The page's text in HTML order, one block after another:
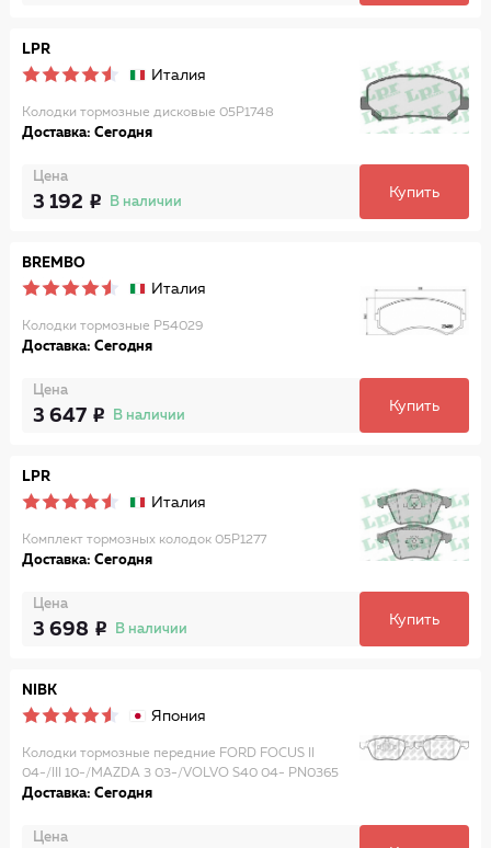
LPR
Италия
Колодки тормозные дисковые 05P1748
Доставка: Сегодня
Цена
3 192 В наличии
Купить
BREMBO
Италия
Колодки тормозные P54029
Доставка: Сегодня
Цена
3 647 В наличии
Купить
LPR
Италия
Комплект тормозных колодок 05P1277
Доставка: Сегодня
Цена
3 698 В наличии
Купить
NIBK
Япония
Колодки тормозные передние FORD FOCUS II
04-/III 10-/MAZDA 3 03-/VOLVO S40 04- PN0365
Доставка: Сегодня
Цена